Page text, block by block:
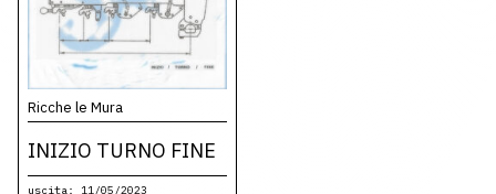
Ricche le Mura
INIZIO TURNO FINE
uscita: 11/05/2023